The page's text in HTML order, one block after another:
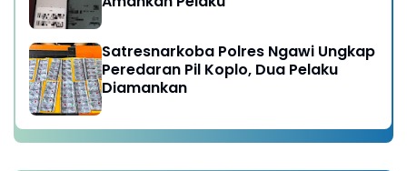
Satresnarkoba Polres Ngawi Ungkap
Peredaran Pil Koplo, Dua Pelaku
Diamankan